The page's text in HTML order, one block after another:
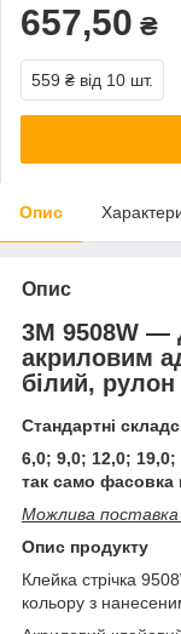
657,50 ₴
559 ₴ від 10 шт.
Опис
Опис
3M 9508W ―
акриловим
білий,
Стандартні
6,0; 9,0; 12,0;
так само фасовка
Можлива поставка
Опис продукту
Клейка стрічка
кольору з